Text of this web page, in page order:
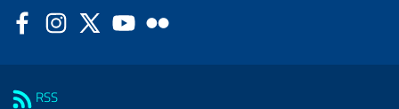
FacebookInstagram
Twitter YouTube
RSS